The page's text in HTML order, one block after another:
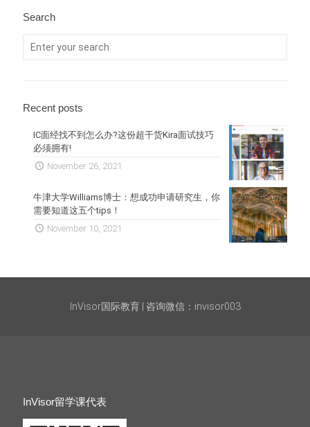
Search
Recent posts
IC面经找不到怎么办?这份超干货Kira面试技巧
必须拥有!
November 26, 2021
牛津大学Williams博士：想成功申请研究生，你
需要知道这五个tips！
November 10, 2021
InVisor国际教育 | 咨询微信：invisor003
InVisor留学课代表